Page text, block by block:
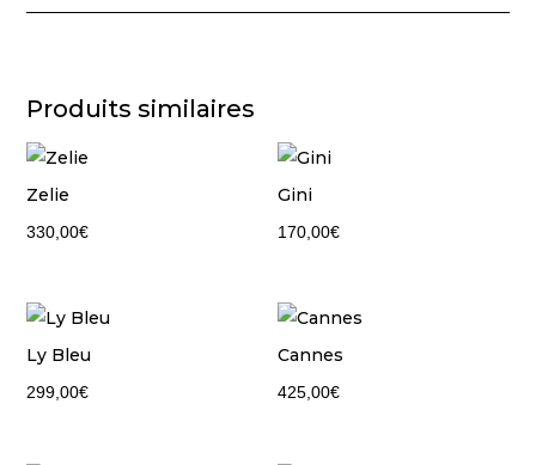
Produits similaires
Zelie
330,00€
Gini
170,00€
Ly Bleu
299,00€
Cannes
425,00€